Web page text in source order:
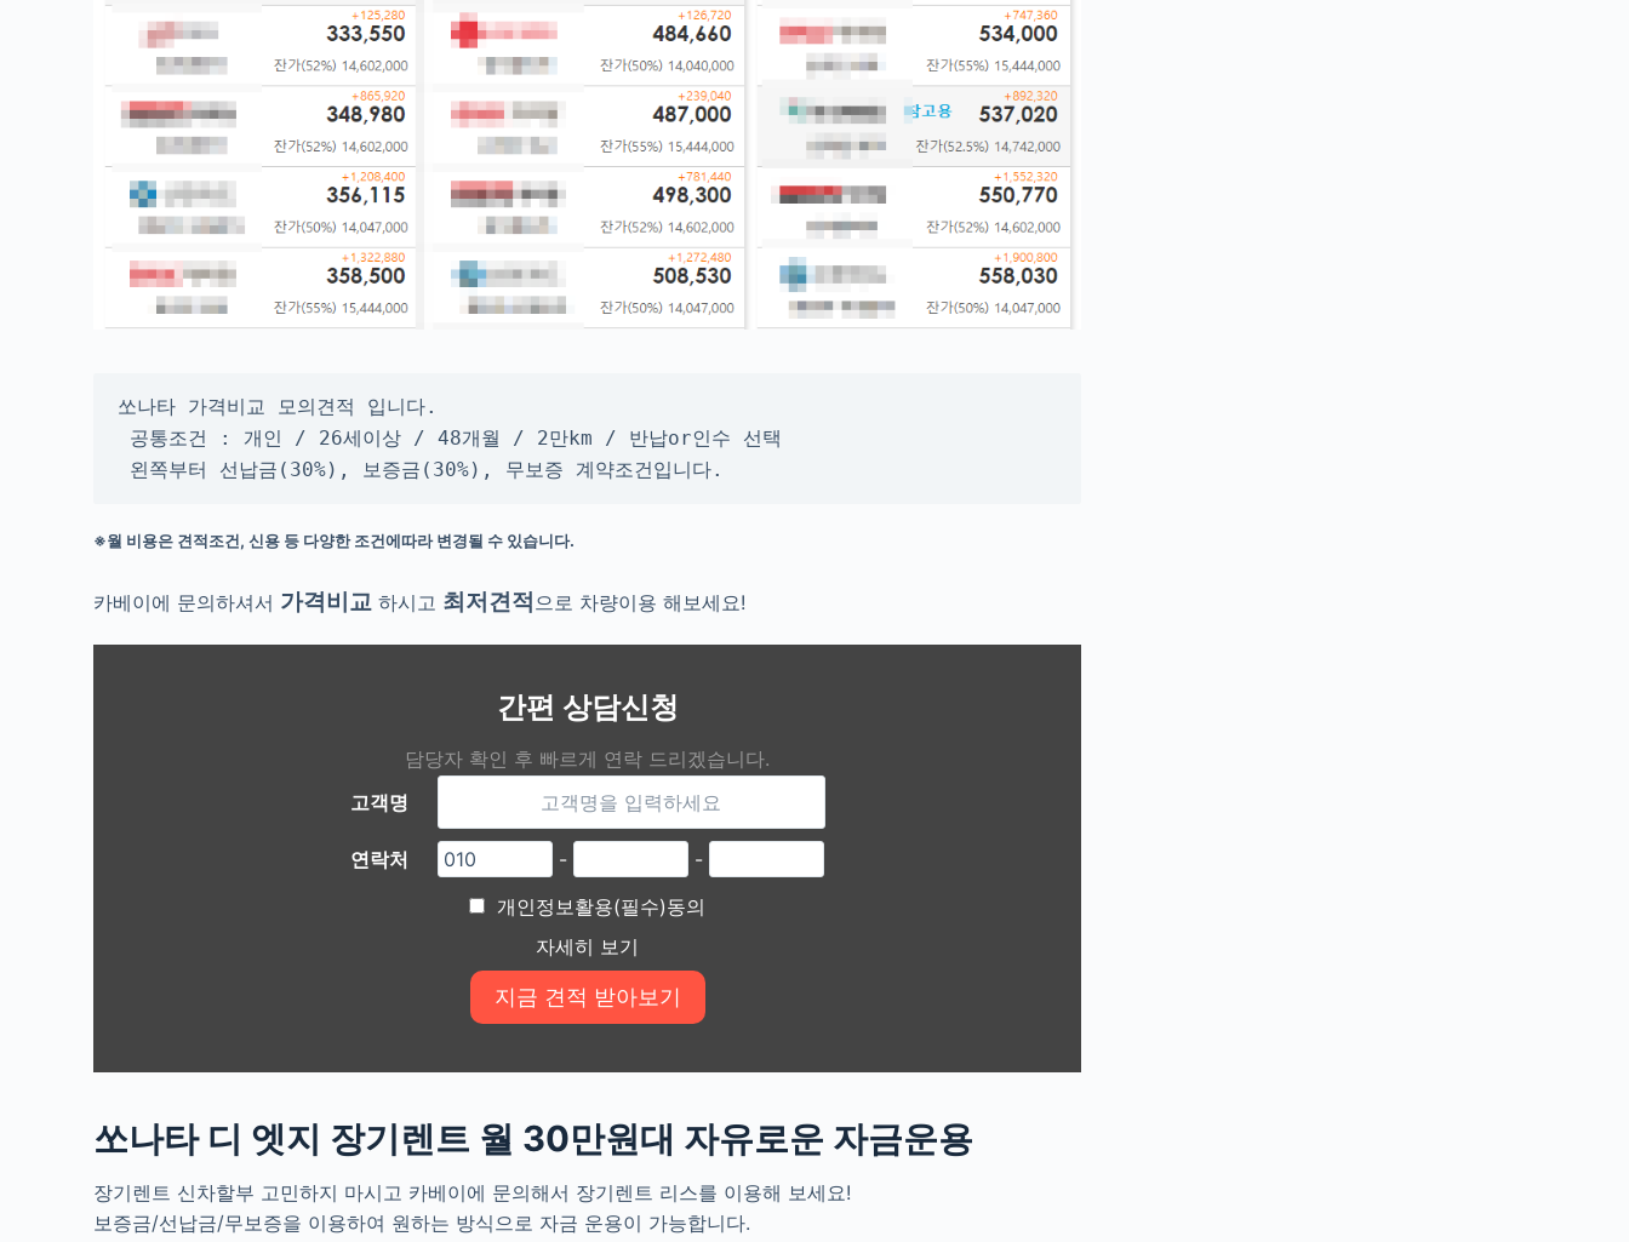
쏘나타 가격비교 모의견적 입니다.
공통조건 : 개인 / 26세이상 / 48개월 / 2만km / 반납or인수 선택
왼쪽부터 선납금(30%), 보증금(30%), 무보증 계약조건입니다.
※월 비용은 견적조건, 신용 등 다양한 조건에따라 변경될 수 있습니다.
카베이에 문의하셔서 가격비교 하시고 최저견적 으로 차량이용 해보세요!
간편 상담신청
담당자 확인 후 빠르게 연락 드리겠습니다.
고객명
연락처 -
-
개인정보활용(필수)동의
자세히 보기
쏘나타 디 엣지 장기렌트 월 30만원대 자유로운 자금운용
장기렌트 신차할부 고민하지 마시고 카베이에 문의해서 장기렌트 리스를 이용해 보세요!
보증금/선납금/무보증을 이용하여 원하는 방식으로 자금 운용이 가능합니다.